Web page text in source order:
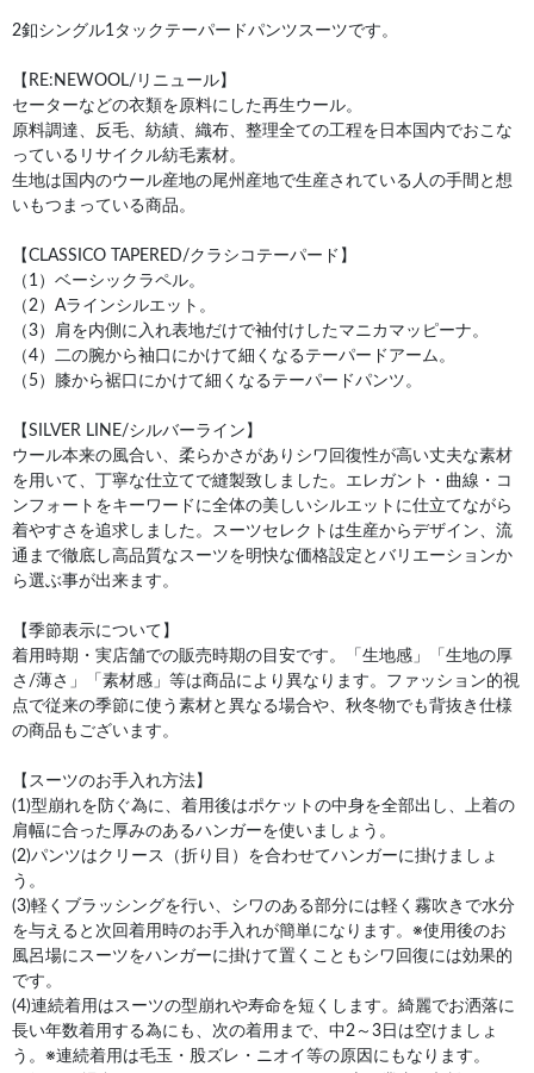
2釦シングル1タックテーパードパンツスーツです。
【RE:NEWOOL/リニュール】
セーターなどの衣類を原料にした再生ウール。
原料調達、反毛、紡績、織布、整理全ての工程を日本国内でおこな
っているリサイクル紡毛素材。
生地は国内のウール産地の尾州産地で生産されている人の手間と想
いもつまっている商品。
【CLASSICO TAPERED/クラシコテーパード】
（1）ベーシックラペル。
（2）Aラインシルエット。
（3）肩を内側に入れ表地だけで袖付けしたマニカマッピーナ。
（4）二の腕から袖口にかけて細くなるテーパードアーム。
（5）膝から裾口にかけて細くなるテーパードパンツ。
【SILVER LINE/シルバーライン】
ウール本来の風合い、柔らかさがありシワ回復性が高い丈夫な素材
を用いて、丁寧な仕立てで縫製致しました。エレガント・曲線・コ
ンフォートをキーワードに全体の美しいシルエットに仕立てながら
着やすさを追求しました。スーツセレクトは生産からデザイン、流
通まで徹底し高品質なスーツを明快な価格設定とバリエーションか
ら選ぶ事が出来ます。
【季節表示について】
着用時期・実店舗での販売時期の目安です。「生地感」「生地の厚
さ/薄さ」「素材感」等は商品により異なります。ファッション的視
点で従来の季節に使う素材と異なる場合や、秋冬物でも背抜き仕様
の商品もございます。
【スーツのお手入れ方法】
(1)型崩れを防ぐ為に、着用後はポケットの中身を全部出し、上着の
肩幅に合った厚みのあるハンガーを使いましょう。
(2)パンツはクリース（折り目）を合わせてハンガーに掛けましょ
う。
(3)軽くブラッシングを行い、シワのある部分には軽く霧吹きで水分
を与えると次回着用時のお手入れが簡単になります。※使用後のお
風呂場にスーツをハンガーに掛けて置くこともシワ回復には効果的
です。
(4)連続着用はスーツの型崩れや寿命を短くします。綺麗でお洒落に
長い年数着用する為にも、次の着用まで、中2～3日は空けましょ
う。※連続着用は毛玉・股ズレ・ニオイ等の原因にもなります。